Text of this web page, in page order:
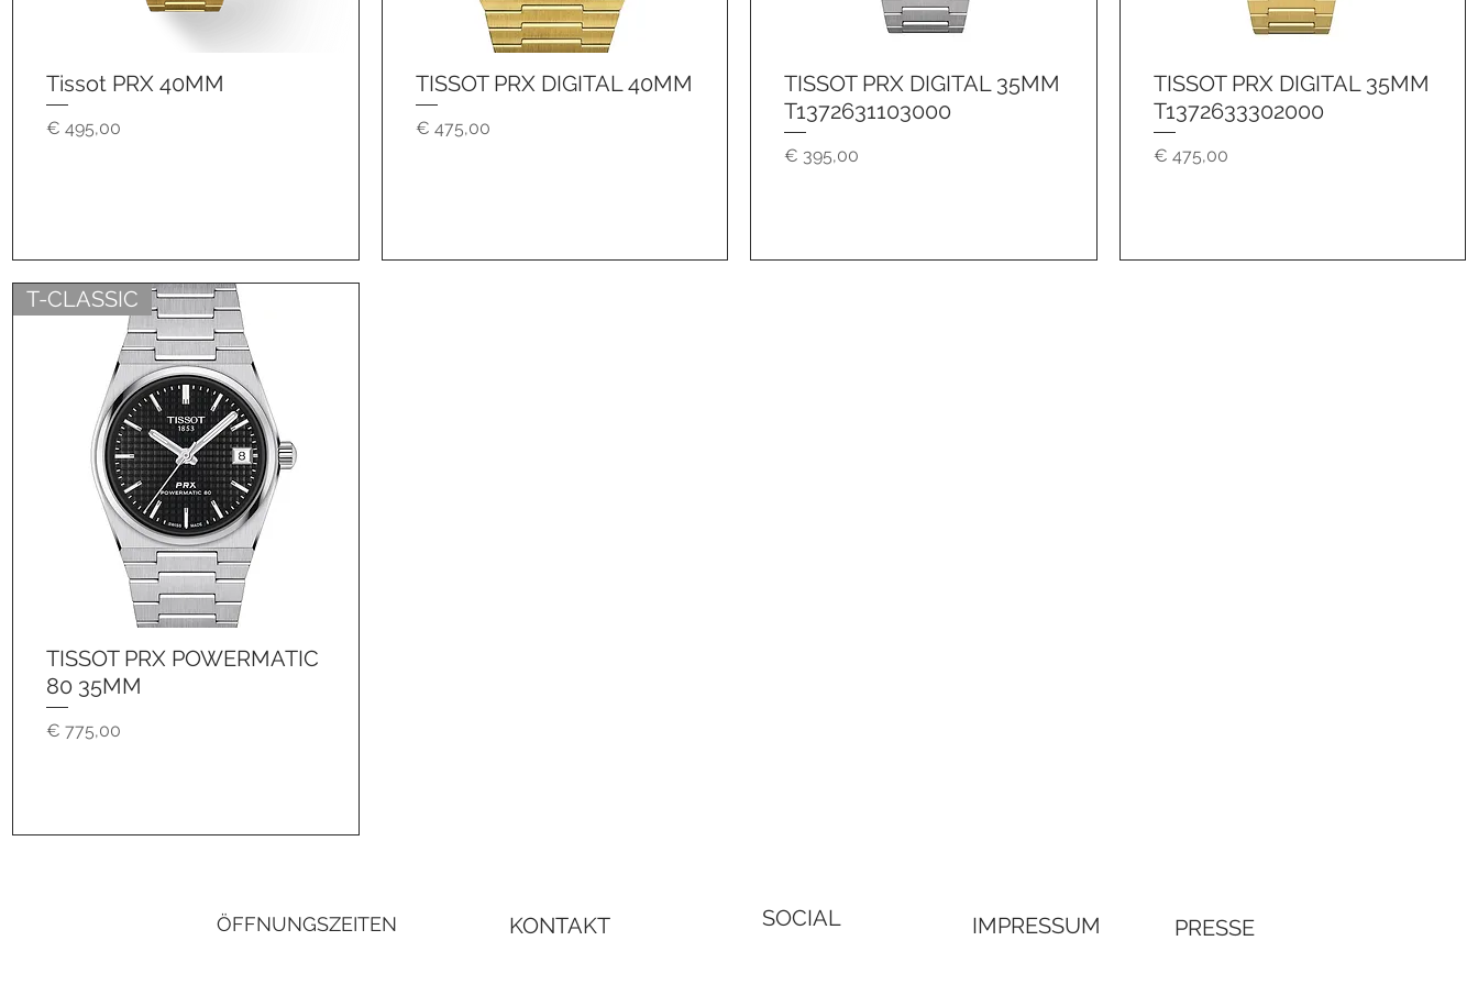
Schnellansicht
Tissot PRX 40MM
Preis
€ 495,00
Schnellansicht
TISSOT PRX DIGITAL 40MM
Preis
€ 475,00
Schnellansicht
TISSOT PRX DIGITAL 35MM
T1372631103000
Preis
€ 395,00
Schnellansicht
TISSOT PRX DIGITAL 35MM
T1372633302000
Preis
€ 475,00
Schnellansicht
T-CLASSIC
TISSOT PRX POWERMATIC
80 35MM
Preis
€ 775,00
ÖFFNUNGSZEITEN KONTAKT SOCIAL IMPRESSUM PRESSE